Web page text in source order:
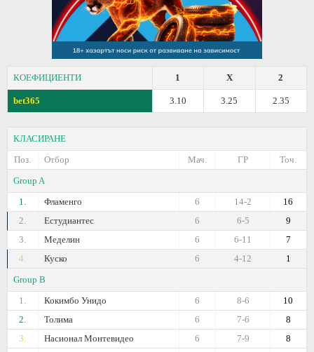
КОЕФИЦИЕНТИ 2
X
1
bet365 2.35
3.25
3.10
КЛАСИРАНЕ
Поз.
Отбор Точ.
ГР
Мач.
Group A
1.
Фламенго 16
14-2
6
2.
Естудиантес 9
6-5
6
3.
Меделин 7
6-11
6
4.
Куско 1
4-12
6
Group B
1.
Кокимбо Унидо 10
8-6
6
2.
Толима 8
7-6
6
3.
Насионал Монтевидео 8
7-9
6